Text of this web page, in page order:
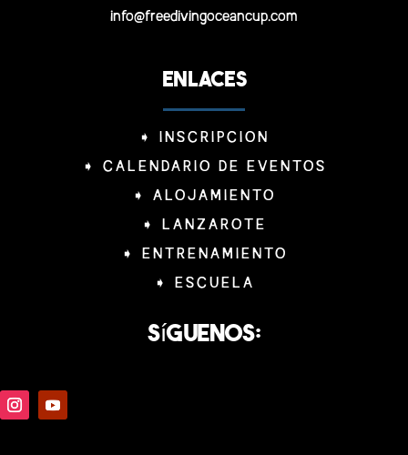
info@freedivingoceancup.com
ENLACES
➧ INSCRIPCION
➧ CALENDARIO DE EVENTOS
➧ ALOJAMIENTO
➧ LANZAROTE
➧ ENTRENAMIENTO
➧ ESCUELA
Síguenos: